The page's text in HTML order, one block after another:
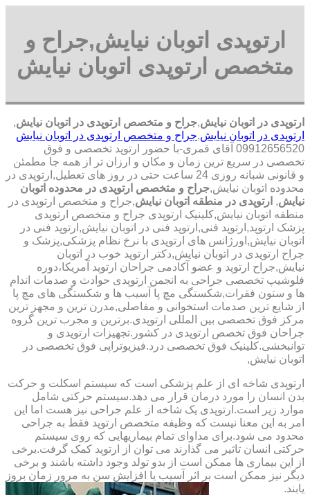
ارتوپدی اتوبان نیایش,جراح و
متخصص ارتوپدی اتوبان نیایش
ارتوپدی در اتوبان نیایش,جراح و متخصص ارتوپدی در اتوبان نیایش,
ارتوپدی در اتوبان نیایش,جراح و متخصص ارتوپدی در اتوبان نیایش
09912656520 آقای قمری-با حضور ارتوپد تخصصی و فوق
تخصصی در سریع ترین زمان و مکان و ارزان تر از همه جا مطمئن
و قانونی شبانه روزی 24 ساعت حتی در روز های تعطیل,ارتوپدی در
محدوده اتوبان نیایش,جراح و متخصص ارتوپدی در محدوده اتوبان
نیایش, ارتوپدی در منطقه اتوبان نیایش,جراح و متخصص ارتوپدی در
منطقه اتوبان نیایش,کلینیک ارتوپدی جراح و متخصص ارتوپدی
پزشک ارتوپد,ارتوپد فنی,ارتوپد فنی در اتوبان نیایش,ارتوپد فنی در
اتوبان نیایش,اورژانس های ارتوپدی با نرخ نظام پزشکی,پزشک و
جراح ارتوپدی در اتوبان نیایش,دکتر ارتوپد خوب در اتوبان
نیایش,جراح ارتوپد و عضو آکادمی جراحان ارتوپد آمریکا،دوره
فلوشیپ تخصصی جراحی به انجمن ارتوپدی حوادث و صدمات اندام
ها و ستون فقرات,شکستگی مچ پا آسیب ها و شکستگی های مچ پا
از شایع ترین صدمات استخوانی و مفاصلی,مدرن ترین و مجهز ترین
مرکز فوق تخصصی بین المللی ارتوپدی.برترین ‏و ‏مجرب ‏ترین ‏گروه
‏جراحان ‏فوق ‏تخصص ‏ارتوپدی ‏در ‏کشور.تجهیزات ارتوپدی و
توانبخشی.کلینیک فوق تخصصی درد.فیزیوتراپی فوق تخصصی در
اتوبان نیایش,
ارتوپدی شاخه ای از علم پزشکی است که سیستم اسکلت و حرکت
بدن انسان را مورد درمان قرار می دهد.سیستم حرکتی شامل
موارد زیر است.ارتوپدی یک شاخه از علم جراحی نیز هست اما این
امر به این معنا نیست که وظیفه متخصص ارتوپد فقط به جراحی
محدود می شود.برای مداوای تمام بیماریهایی که روی سیستم
حرکتی انسان تاثیر می گذارند می توان از ارتوپد کمک گرفت.برخی
از این بیماری ها ممکن است از بدو تولد وجود داشته باشند و برخی
دیگر نیز ممکن است بر اثر آسیب یا افزایش سن به مرور زمان بروز
یابند.